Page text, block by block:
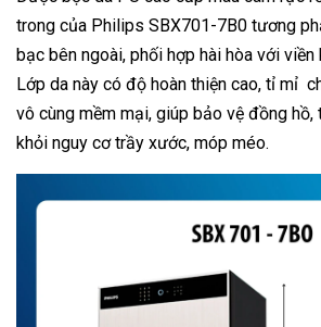
trong của Philips SBX701-7B0 tương
bạc bên ngoài, phối hợp hài hòa với
Lớp da này có độ hoàn thiện cao, tỉ mỉ
vô cùng mềm mại, giúp bảo vệ đồng
khỏi nguy cơ trầy xước, móp méo.